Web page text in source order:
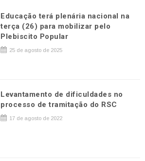
Educação terá plenária nacional na
terça (26) para mobilizar pelo
Plebiscito Popular
25 de agosto de 2025
Levantamento de dificuldades no
processo de tramitação do RSC
17 de agosto de 2022